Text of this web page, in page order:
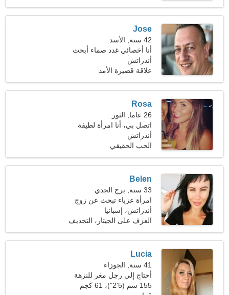
Jose
42 سنة, الأسد
أنا أخصائي غدد صماء أبحث
عن امرأة حسية
أندراتش
علاقة قصيرة الأمد
Rosa
26 عاما, الثور
اتصل بي، أنا امرأة لطيفة
أندراتش
الحب الحقيقي
Belen
33 سنة, برج الجدي
امرأة عزباء تبحث عن زوج
34-40
أندراتش، إسبانيا
العزف على الجيتار، التجديف
Lucia
41 سنة, الجوزاء
أحتاج إلى رجل مغر للنزهة
معًا
155 سم (5'2")، 61 كجم